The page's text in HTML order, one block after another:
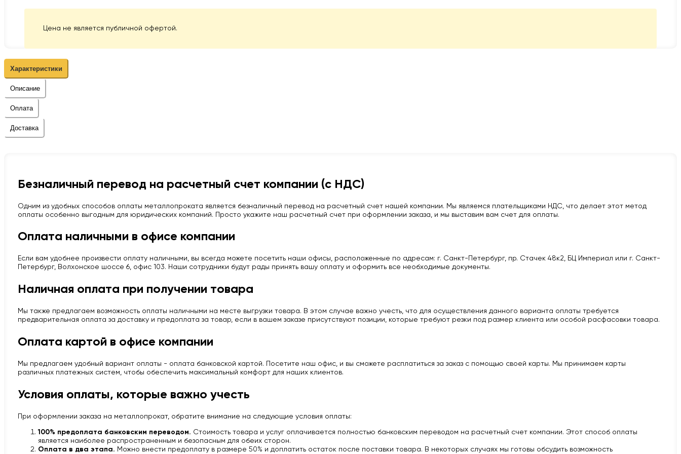
Цена не является публичной офертой.
Характеристики
Описание
Оплата
Доставка
Безналичный перевод на расчетный счет компании (с НДС)
Одним из удобных способов оплаты металлопроката является безналичный перевод на расчетный счет нашей компании. Мы являемся плательщиками НДС, что делает этот метод
оплаты особенно выгодным для юридических компаний. Просто укажите наш расчетный счет при оформлении заказа, и мы выставим вам счет для оплаты.
Оплата наличными в офисе компании
Если вам удобнее произвести оплату наличными, вы всегда можете посетить наши офисы, расположенные по адресам: г. Санкт-Петербург, пр. Стачек 48к2, БЦ Империал или г. Санкт-
Петербург, Волхонское шоссе 6, офис 103. Наши сотрудники будут рады принять вашу оплату и оформить все необходимые документы.
Наличная оплата при получении товара
Мы также предлагаем возможность оплаты наличными на месте выгрузки товара. В этом случае важно учесть, что для осуществления данного варианта оплаты требуется
предварительная оплата за доставку и предоплата за товар, если в вашем заказе присутствуют позиции, которые требуют резки под размер клиента или особой расфасовки товара.
Оплата картой в офисе компании
Мы предлагаем удобный вариант оплаты - оплата банковской картой. Посетите наш офис, и вы сможете расплатиться за заказ с помощью своей карты. Мы принимаем карты
различных платежных систем, чтобы обеспечить максимальный комфорт для наших клиентов.
Условия оплаты, которые важно учесть
При оформлении заказа на металлопрокат, обратите внимание на следующие условия оплаты:
100% предоплата банковским переводом. Стоимость товара и услуг оплачивается полностью банковским переводом на расчетный счет компании. Этот способ оплаты
является наиболее распространенным и безопасным для обеих сторон.
Оплата в два этапа. Можно внести предоплату в размере 50% и доплатить остаток после поставки товара. В некоторых случаях мы готовы обсудить возможность